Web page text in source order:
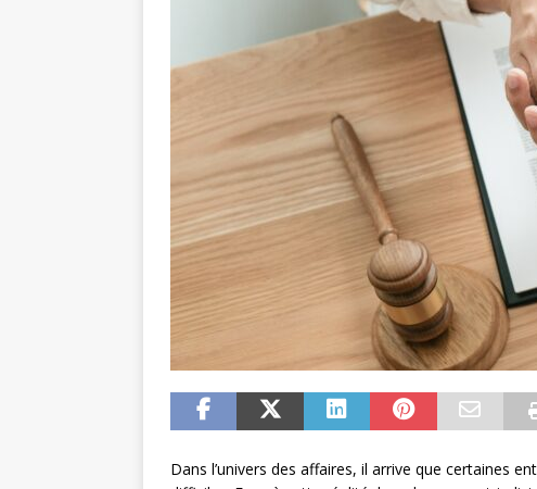
Dans l’univers des affaires, il arrive que certaines